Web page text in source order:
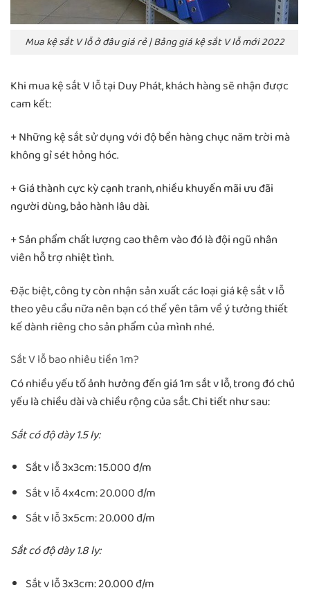
Mua kệ sắt V lỗ ở đâu giá rẻ | Bảng giá kệ sắt V lỗ mới 2022
Khi mua kệ sắt V lỗ tại Duy Phát, khách hàng sẽ nhận được
cam kết:
+ Những kệ sắt sử dụng với độ bền hàng chục năm trời mà
không gỉ sét hỏng hóc.
+ Giá thành cực kỳ cạnh tranh, nhiều khuyến mãi ưu đãi
người dùng, bảo hành lâu dài.
+ Sản phẩm chất lượng cao thêm vào đó là đội ngũ nhân
viên hỗ trợ nhiệt tình.
Đặc biệt, công ty còn nhận sản xuất các loại giá kệ sắt v lỗ
theo yêu cầu nữa nên bạn có thể yên tâm về ý tưởng thiết
kế dành riêng cho sản phẩm của mình nhé.
Sắt V lỗ bao nhiêu tiền 1m?
Có nhiều yếu tố ảnh hưởng đến giá 1m sắt v lỗ, trong đó chủ
yếu là chiều dài và chiều rộng của sắt. Chi tiết như sau:
Sắt có độ dày 1.5 ly:
Sắt v lỗ 3x3cm: 15.000 đ/m
Sắt v lỗ 4x4cm: 20.000 đ/m
Sắt v lỗ 3x5cm: 20.000 đ/m
Sắt có độ dày 1.8 ly:
Sắt v lỗ 3x3cm: 20.000 đ/m